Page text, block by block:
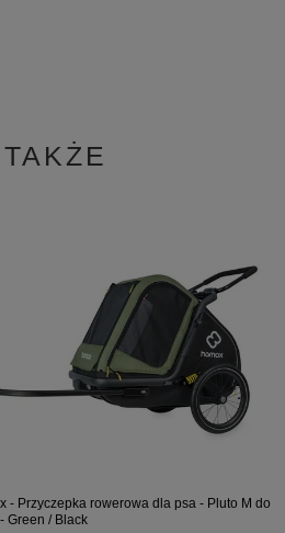
- Przyczepka rowerowa dla psa - Pluto M do
Green / Black